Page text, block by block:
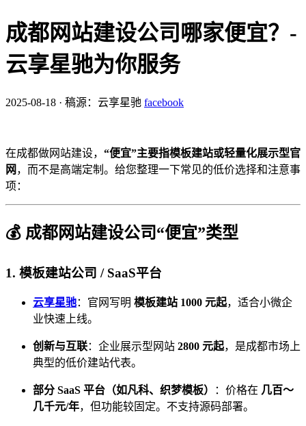
成都网站建设公司哪家便宜？-
云享星驰为你服务
2025-08-18 · 稿源：云享星驰 facebook
在成都做网站建设， “便宜”主要指模板建站或轻量化展示型官
网 ，而不是高端定制。给您整理一下常见的低价选择和注意事
项：
💰 成都网站建设公司“便宜”类型
1. 模板建站公司 / SaaS平台
云享星驰：官网写明 模板建站 1000 元起，适合小微企
业快速上线。
创新与互联：企业展示型网站 2800 元起，是成都市场上
典型的低价建站代表。
部分 SaaS 平台（如凡科、织梦模板） ：价格在 几百～
几千元/年，但功能较固定。不支持源码部署。